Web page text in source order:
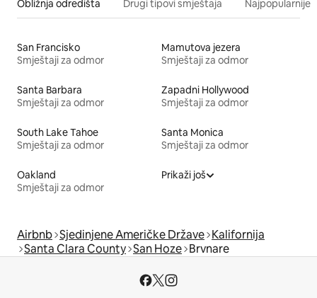
Obližnja odredišta Drugi tipovi smještaja Najpopularnije
San Francisko
Smještaji za odmor
Mamutova jezera
Smještaji za odmor
Santa Barbara
Smještaji za odmor
Zapadni Hollywood
Smještaji za odmor
South Lake Tahoe
Smještaji za odmor
Santa Monica
Smještaji za odmor
Oakland
Smještaji za odmor
Prikaži još
Airbnb Sjedinjene Američke Države Kalifornija
Santa Clara County San Hoze Brvnare